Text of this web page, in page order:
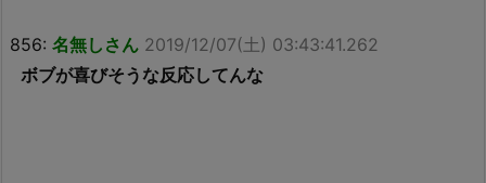
856: 名無しさん 2019/12/07(土) 03:43:41.262
ボブが喜びそうな反応してんな